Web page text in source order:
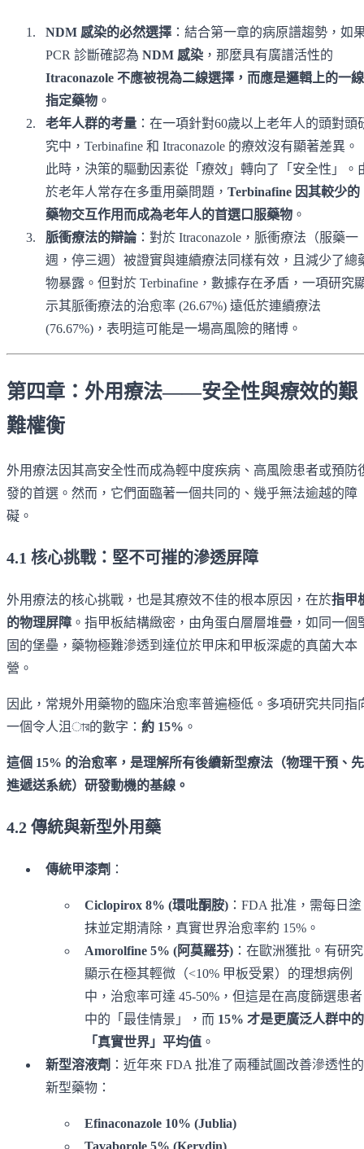
NDM 感染的必然選擇 ：結合第一章的病原譜趨勢，如
PCR 診斷確認為 NDM 感染 ，那麼具有廣譜活性的
Itraconazole 不應被視為二線選擇，而應是邏輯上的一線
指定藥物 。
老年人群的考量 ：在一項針對60歲以上老年人的頭對頭
究中，Terbinafine 和 Itraconazole 的療效沒有顯著差異。
此時，決策的驅動因素從「療效」轉向了「安全性」。
於老年人常存在多重用藥問題， Terbinafine 因其較少的
藥物交互作用而成為老年人的首選口服藥物 。
脈衝療法的辯論：對於 Itraconazole，脈衝療法（服藥一
週，停三週）被證實與連續療法同樣有效，且減少了總
物暴露。但對於 Terbinafine，數據存在矛盾，一項研究
示其脈衝療法的治愈率 (26.67%) 遠低於連續療法
(76.67%)，表明這可能是一場高風險的賭博。
第四章：外用療法——安全性與療效的艱
難權衡
外用療法因其高安全性而成為輕中度疾病、高風險患者或預防
發的首選。然而，它們面臨著一個共同的、幾乎無法逾越的障
礙。
4.1 核心挑戰：堅不可摧的滲透屏障
外用療法的核心挑戰，也是其療效不佳的根本原因，在於指甲
的物理屏障 。指甲板結構緻密，由角蛋白層層堆疊，如同一個
固的堡壘，藥物極難滲透到達位於甲床和甲板深處的真菌大本
營。
因此，常規外用藥物的臨床治愈率普遍極低。多項研究共同指
一個令人沮ার的數字： 約 15% 。
這個 15% 的治愈率，是理解所有後續新型療法（物理干預、先
進遞送系統）研發動機的基線。
4.2 傳統與新型外用藥
傳統甲漆劑 ：
Ciclopirox 8% (環吡酮胺) ：FDA 批准，需每日塗
抹並定期清除，真實世界治愈率約 15%。
Amorolfine 5% (阿莫羅芬) ：在歐洲獲批。有研究
顯示在極其輕微（<10% 甲板受累）的理想病例
中，治愈率可達 45-50%，但這是在高度篩選患者
中的「最佳情景」，而 15% 才是更廣泛人群中的
「真實世界」平均值 。
新型溶液劑 ：近年來 FDA 批准了兩種試圖改善滲透性的
新型藥物：
Efinaconazole 10% (Jublia)
Tavaborole 5% (Kerydin)